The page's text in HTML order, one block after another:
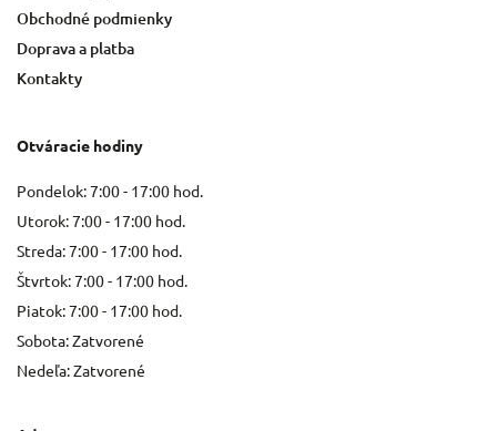
Obchodné podmienky
Doprava a platba
Kontakty
Otváracie hodiny
Pondelok: 7:00 - 17:00 hod.
Utorok: 7:00 - 17:00 hod.
Streda: 7:00 - 17:00 hod.
Štvrtok: 7:00 - 17:00 hod.
Piatok: 7:00 - 17:00 hod.
Sobota: Zatvorené
Nedeľa: Zatvorené